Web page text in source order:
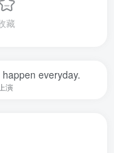
藏
everyday.
演